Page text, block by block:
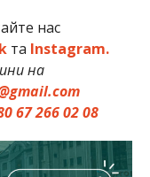
нас
та Instagram.
на
67 266 02 08